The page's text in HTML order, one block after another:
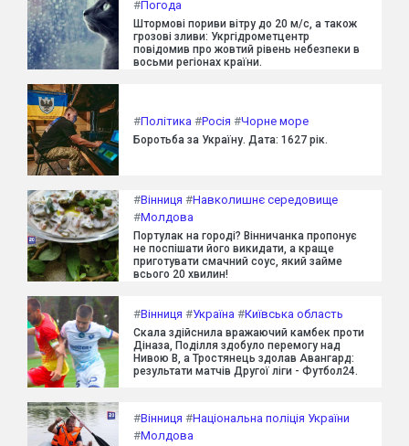
#Погода
Штормові пориви вітру до 20 м/с, а також
грозові зливи: Укргідрометцентр
повідомив про жовтий рівень небезпеки в
восьми регіонах країни.
#Політика #Росія #Чорне море
Боротьба за Україну. Дата: 1627 рік.
#Вінниця #Навколишнє середовище
#Молдова
Портулак на городі? Вінничанка пропонує
не поспішати його викидати, а краще
приготувати смачний соус, який займе
всього 20 хвилин!
#Вінниця #Україна #Київська область
Скала здійснила вражаючий камбек проти
Діназа, Поділля здобуло перемогу над
Нивою В, а Тростянець здолав Авангард:
результати матчів Другої ліги - Футбол24.
#Вінниця #Національна поліція України
#Молдова